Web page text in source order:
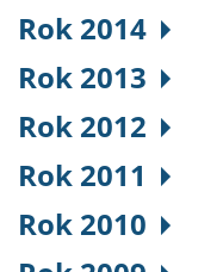
Rok 2014
Rok 2013
Rok 2012
Rok 2011
Rok 2010